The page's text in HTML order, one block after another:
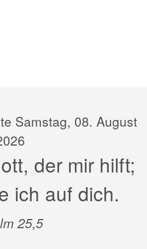
Samstag, 08. August
der mir hilft;
ich auf dich.
25,5